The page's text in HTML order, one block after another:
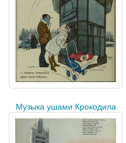
Музыка ушами Крокодила